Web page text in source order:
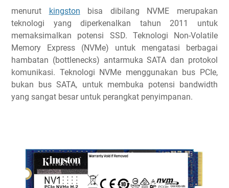
menurut kingston bisa dibilang NVME merupakan
teknologi yang diperkenalkan tahun 2011 untuk
memaksimalkan potensi SSD. ‎Teknologi Non-Volatile
Memory Express (NVMe) untuk mengatasi berbagai
hambatan (bottlenecks) antarmuka SATA dan protokol
komunikasi. Teknologi NVMe menggunakan bus PCIe,
bukan bus SATA, untuk membuka potensi bandwidth
yang sangat besar untuk perangkat penyimpanan.